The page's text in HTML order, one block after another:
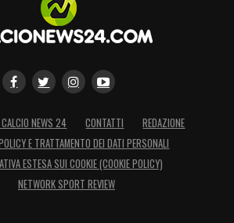
NEWS 24 CONTATTI
REDAZIONE
E TRATTAMENTO DEI DATI PERSONALI
ESTESA SUI COOKIE (COOKIE POLICY)
NETWORK SPORT REVIEW